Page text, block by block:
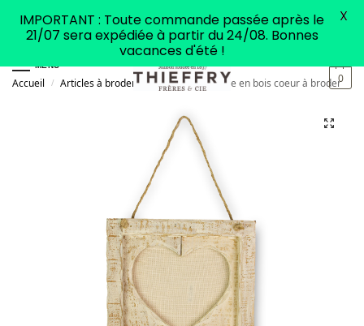
MENU
0
Accueil / Articles à broder Mercerie Cadre en bois coeur à broder
IMPORTANT : Toute commande passée après le
21/07 sera expédiée à partir du 24/08. Bonnes
vacances d'été !
X